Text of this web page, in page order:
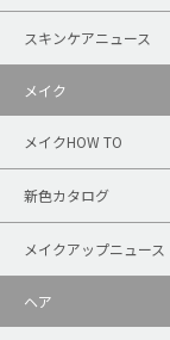
スキンケアニュース
メイク
メイクHOW TO
新色カタログ
メイクアップニュース
ヘア